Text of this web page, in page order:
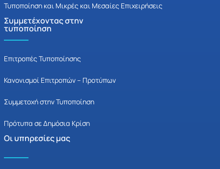
Τυποποίηση και Μικρές και Μεσαίες Επιχειρήσεις
Συμμετέχοντας στην
τυποποίηση
Επιτροπές Τυποποίησης
Κανονισμοί Επιτροπών – Προτύπων
Συμμετοχή στην Τυποποίηση
Πρότυπα σε Δημόσια Κρίση
Οι υπηρεσίες μας